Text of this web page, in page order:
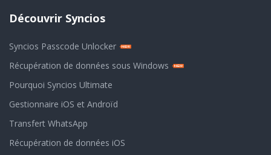
Découvrir Syncios
Syncios Passcode Unlocker
Récupération de données sous Windows
Pourquoi Syncios Ultimate
Gestionnaire iOS et Androïd
Transfert WhatsApp
Récupération de données iOS